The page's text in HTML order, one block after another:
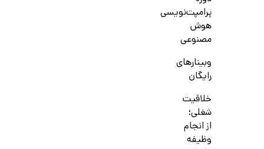
پرامپت‌نویسی
هوش
مصنوعی
وبینارهای
رایگان
خلاقیت
شغلی؛
از انجام
وظیفه